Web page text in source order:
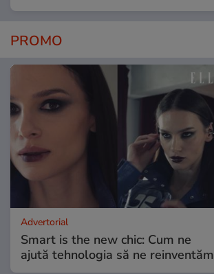
PROMO
Advertorial
Smart is the new chic: Cum ne
ajută tehnologia să ne reinventăm